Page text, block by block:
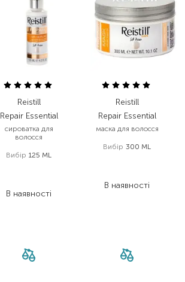
Reistill
Repair Essential
сироватка для
волосся
Вибір 125 ML
В наявності
Reistill
Repair Essential
маска для волосся
Вибір 300 ML
В наявності